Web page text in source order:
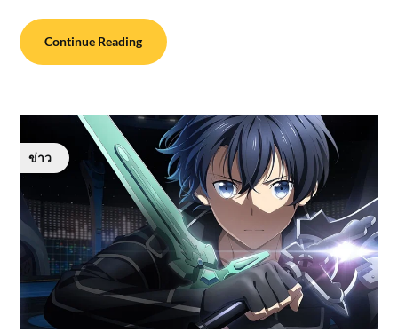
Continue Reading
ข่าว